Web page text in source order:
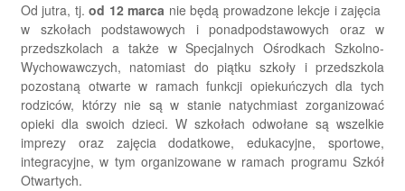
Od jutra, tj.od 12 marca nie będą prowadzone lekcje i zajęcia
w szkołach podstawowych i ponadpodstawowych oraz w
przedszkolach a także w Specjalnych Ośrodkach Szkolno-
Wychowawczych, natomiast do piątku szkoły i przedszkola
pozostaną otwarte w ramach funkcji opiekuńczych dla tych
rodziców, którzy nie są w stanie natychmiast zorganizować
opieki dla swoich dzieci. W szkołach odwołane są wszelkie
imprezy oraz zajęcia dodatkowe, edukacyjne, sportowe,
integracyjne, w tym organizowane w ramach programu Szkół
Otwartych.